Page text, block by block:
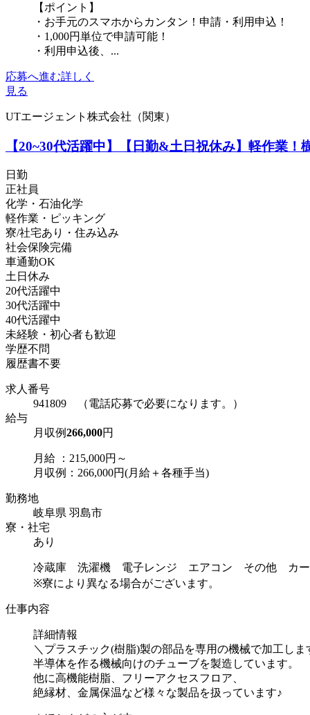
【ポイント】
・お手元のスマホからカンタン！申請・利用申込！
・1,000円単位で申請可能！
・利用申込後、...
応募へ進む詳しく
見る
UTエージェント株式会社（関東）
【20~30代活躍中】【日勤&土日祝休み】軽作業
日勤
正社員
化学・石油化学
軽作業・ピッキング
寮/社宅あり・住み込み
社会保険完備
車通勤OK
土日休み
20代活躍中
30代活躍中
40代活躍中
未経験・初心者も歓迎
学歴不問
履歴書不要
求人番号
941809 （電話応募で必要になります。）
給与
月収例266,000円
月給 ：215,000円～
月収例：266,000円(月給＋各種手当)
勤務地
岐阜県 羽島市
寮・社宅
あり
冷蔵庫 洗濯機 電子レンジ エアコン その他 カー
※寮により異なる場合がございます。
仕事内容
詳細情報
＼プラスチック(樹脂)製の部品を専用の機械で加工しま
半導体を作る機械向けのチューブを製造しています。
他に高機能樹脂、フリーアクセスフロア、
絶縁材、金属保温など様々な製品を扱っています♪